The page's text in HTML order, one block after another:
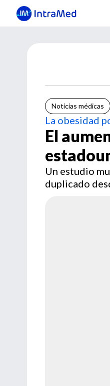
Noticias médicas
La obesidad
El
Un estudio
duplicado